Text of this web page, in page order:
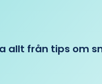
allt från tips om